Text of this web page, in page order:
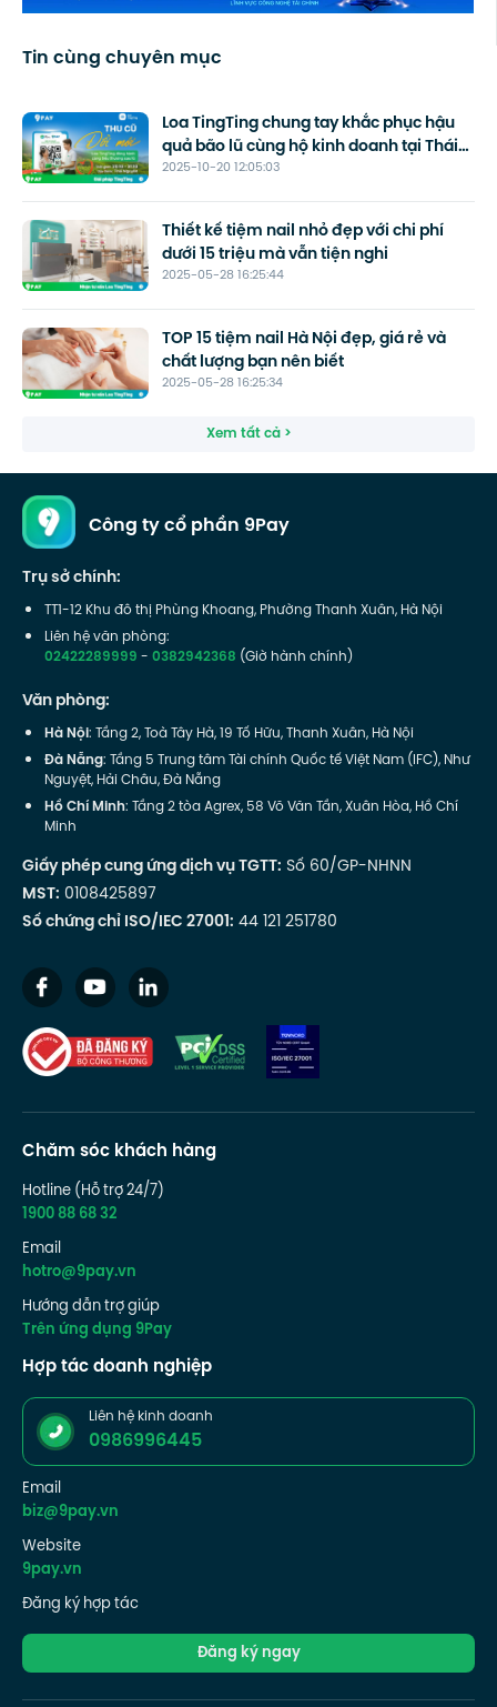
Tin cùng chuyên mục
2025-10-20 12:05:03
Loa TingTing chung tay khắc phục hậu
quả bão lũ cùng hộ kinh doanh tại Thái
Nguyên
2025-05-28 16:25:44
Thiết kế tiệm nail nhỏ đẹp với chi phí
dưới 15 triệu mà vẫn tiện nghi
2025-05-28 16:25:34
TOP 15 tiệm nail Hà Nội đẹp, giá rẻ và
chất lượng bạn nên biết
Xem tất cả >
Công ty cổ phần 9Pay
Trụ sở chính:
TT1-12 Khu đô thị Phùng Khoang, Phường Thanh Xuân, Hà Nội
Liên hệ văn phòng:
02422289999-0382942368 (Giờ hành chính)
Văn phòng:
Hà Nội: Tầng 2, Toà Tây Hà, 19 Tố Hữu, Thanh Xuân, Hà Nội
Đà Nẵng: Tầng 5 Trung tâm Tài chính Quốc tế Việt Nam (IFC), Như
Nguyệt, Hải Châu, Đà Nẵng
Hồ Chí Minh: Tầng 2 tòa Agrex, 58 Võ Văn Tần, Xuân Hòa, Hồ Chí
Minh
Giấy phép cung ứng dịch vụ TGTT: Số 60/GP-NHNN
MST: 0108425897
Số chứng chỉ ISO/IEC 27001: 44 121 251780
Chăm sóc khách hàng
Hotline (Hỗ trợ 24/7)
1900 88 68 32
Email
hotro@9pay.vn
Hướng dẫn trợ giúp
Trên ứng dụng 9Pay
Hợp tác doanh nghiệp
Liên hệ kinh doanh
0986996445
Email
biz@9pay.vn
Website
9pay.vn
Đăng ký hợp tác
Đăng ký ngay